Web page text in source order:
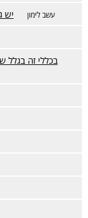
יש עשב לימון
בכללי זה בגלל